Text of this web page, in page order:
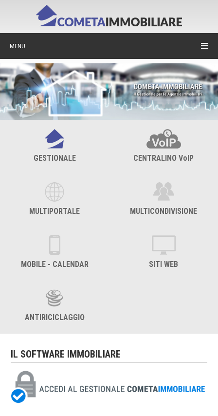
MENU
GESTIONALE CENTRALINO VoIP
MULTIPORTALE MULTICONDIVISIONE
MOBILE - CALENDAR SITI WEB
ANTIRICICLAGGIO
IL SOFTWARE IMMOBILIARE